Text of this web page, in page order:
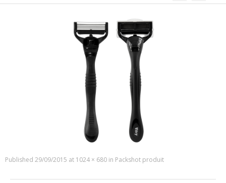
Published 29/09/2015 at 1024 × 680 in Packshot produit